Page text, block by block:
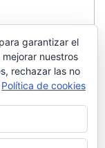
garantizar el
nuestros
rechazar las no
Política de cookies